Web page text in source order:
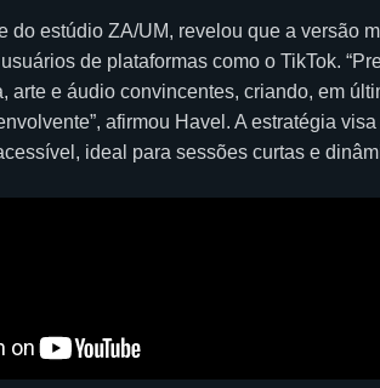
do estúdio ZA/UM, revelou que a versão
de plataformas como o TikTok.
arte e áudio convincentes, criando, em
afirmou Havel. A estratégia
ideal para sessões curtas e